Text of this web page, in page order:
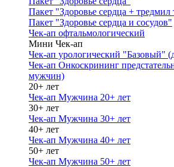
Пакет "Здоровье сердца + тредмил
Пакет "Здоровье сердца и сосудов"
Чек-ап офтальмологический
Мини Чек-ап
Чек-ап урологический "Базовый"
Чек-ап Онкоскрининг
мужчин)
20+ лет
Чек-ап Мужчина 20+ лет
30+ лет
Чек-ап Мужчина 30+ лет
40+ лет
Чек-ап Мужчина 40+ лет
50+ лет
Чек-ап Мужчина 50+ лет